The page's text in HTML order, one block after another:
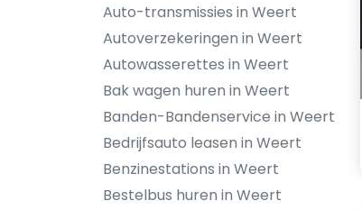
Auto-transmissies in Weert
Autoverzekeringen in Weert
Autowasserettes in Weert
Bak wagen huren in Weert
Banden-Bandenservice in Weert
Bedrijfsauto leasen in Weert
Benzinestations in Weert
Bestelbus huren in Weert